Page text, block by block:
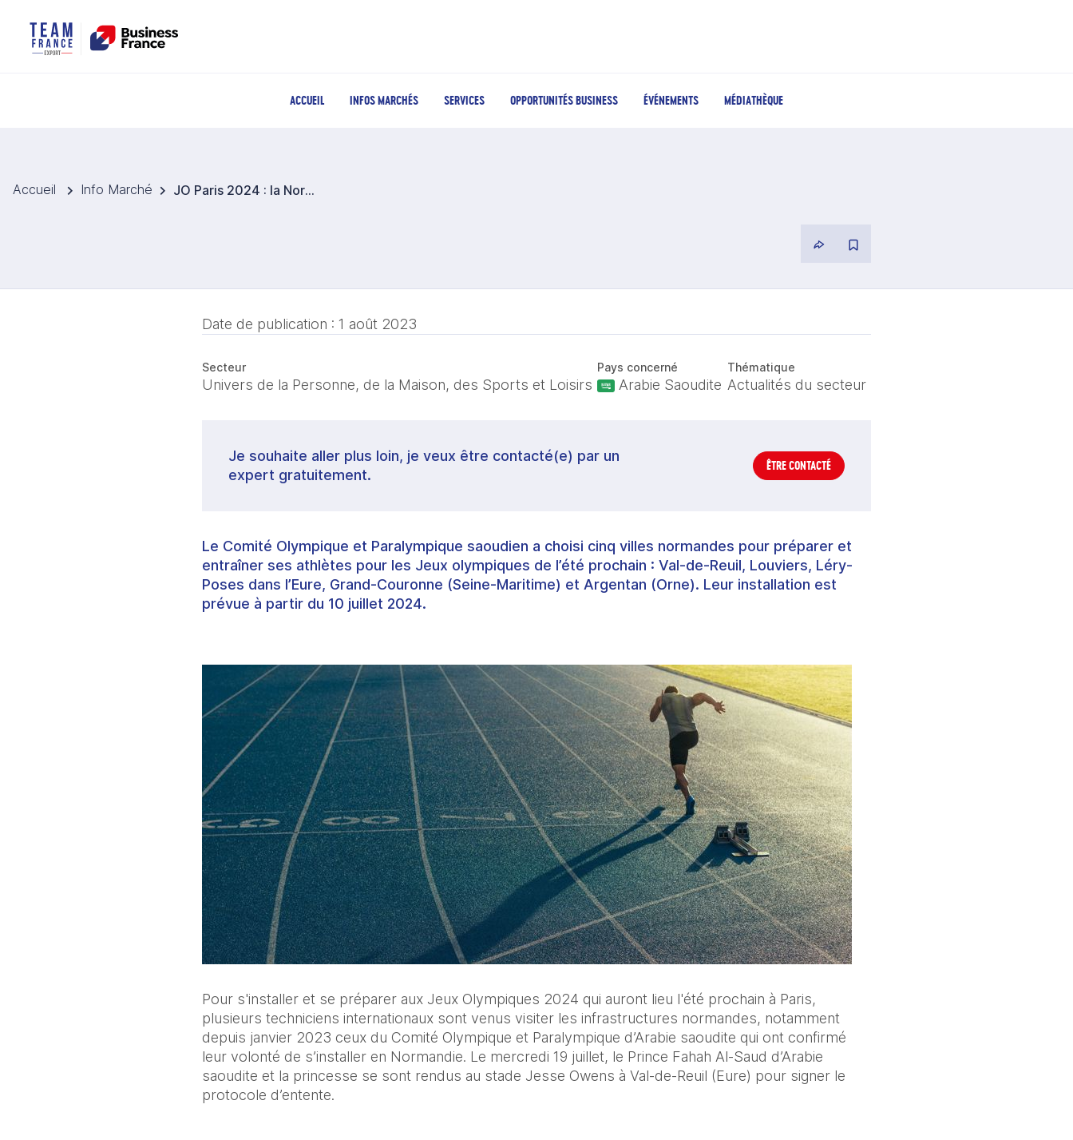
ACCUEIL INFOS MARCHÉS SERVICES OPPORTUNITÉS BUSINESS ÉVÉNEMENTS MÉDIATHÈQUE
Accueil Info Marché JO Paris 2024 : la Normandie devient la capitale sportive de l’Arabie saoudite
Date de publication : 1 août 2023
Secteur
Univers de la Personne, de la Maison, des Sports et Loisirs
Pays concerné
Arabie Saoudite
Thématique
Actualités du secteur
Je souhaite aller plus loin, je veux être contacté(e) par un
expert gratuitement.
ÊTRE CONTACTÉ
Le Comité Olympique et Paralympique saoudien a choisi cinq villes normandes pour préparer et
entraîner ses athlètes pour les Jeux olympiques de l’été prochain : Val-de-Reuil, Louviers, Léry-
Poses dans l’Eure, Grand-Couronne (Seine-Maritime) et Argentan (Orne). Leur installation est
prévue à partir du 10 juillet 2024.
Pour s'installer et se préparer aux Jeux Olympiques 2024 qui auront lieu l'été prochain à Paris,
plusieurs techniciens internationaux sont venus visiter les infrastructures normandes, notamment
depuis janvier 2023 ceux du Comité Olympique et Paralympique d’Arabie saoudite qui ont confirmé
leur volonté de s’installer en Normandie. Le mercredi 19 juillet, le Prince Fahah Al-Saud d’Arabie
saoudite et la princesse se sont rendus au stade Jesse Owens à Val-de-Reuil (Eure) pour signer le
protocole d’entente.